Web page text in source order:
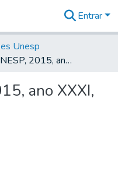
Entrar
Unesp
Jornal da UNESP, 2015, ano XXXI, n. 314
ano XXXI,